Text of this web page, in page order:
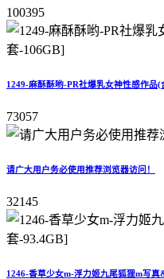
100395
1249-麻酥酥哟-PR社爆乳女神性感作品
73057
请广大用户务必使用推荐浏览器访问！
32145
1246-香草少女m-浮力姬九尾狐狸m写